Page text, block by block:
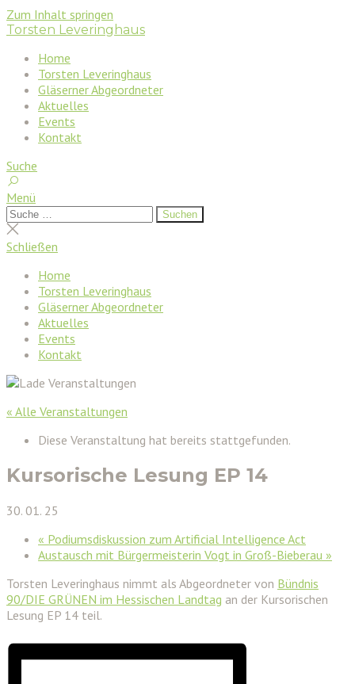
Zum Inhalt springen
Torsten Leveringhaus
Home
Torsten Leveringhaus
Gläserner Abgeordneter
Aktuelles
Events
Kontakt
Suche
Menü
Suchen
nach:
Suchen
Suche
schließen
Schließen
Home
Torsten Leveringhaus
Gläserner Abgeordneter
Aktuelles
Events
Kontakt
« Alle Veranstaltungen
Diese Veranstaltung hat bereits stattgefunden.
Kursorische Lesung EP 14
30. 01. 25
« Podiumsdiskussion zum Artificial Intelligence Act
Austausch mit Bürgermeisterin Vogt in Groß-Bieberau »
Torsten Leveringhaus nimmt als Abgeordneter von Bündnis
90/DIE GRÜNEN im Hessischen Landtag an der Kursorischen
Lesung EP 14 teil.